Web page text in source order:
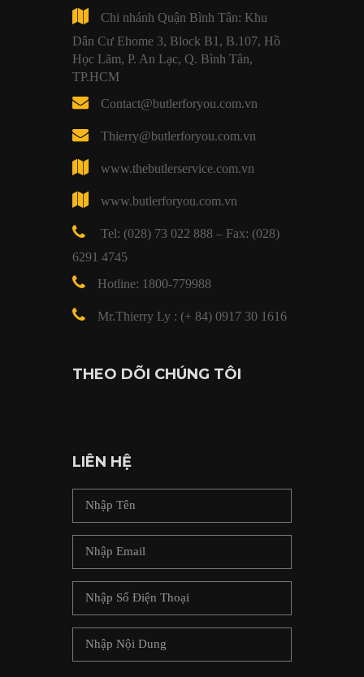
Chi nhánh Quận Bình Tân: Khu
Dân Cư Ehome 3, Block B1, B.107, Hồ
Học Lãm, P. An Lạc, Q. Bình Tân,
TP.HCM
Contact@butlerforyou.com.vn
Thierry@butlerforyou.com.vn
www.thebutlerservice.com.vn
www.butlerforyou.com.vn
Tel: (028) 73 022 888 – Fax: (028)
6291 4745
Hotline: 1800-779988
Mr.Thierry Ly : (+ 84) 0917 30 1616
THEO DÕI CHÚNG TÔI
LIÊN HỆ